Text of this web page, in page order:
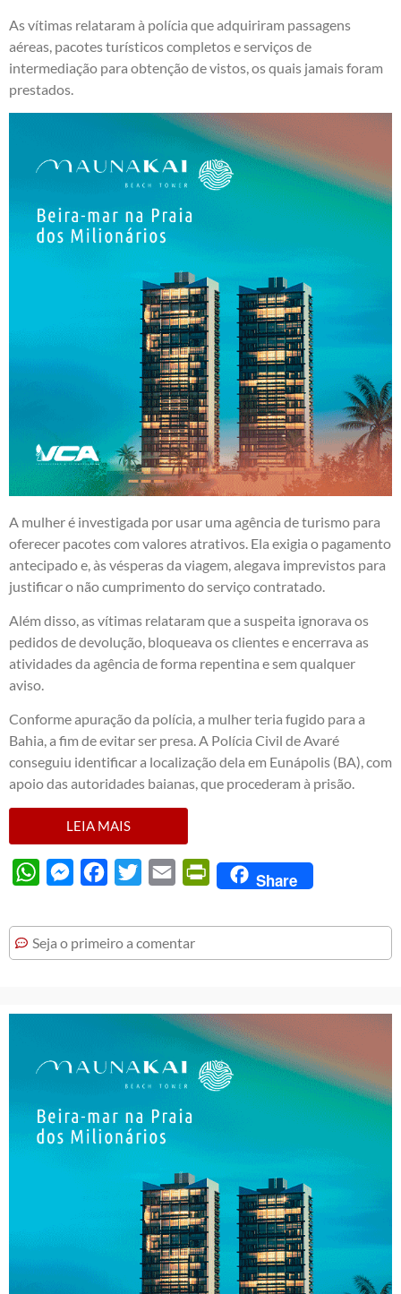
As vítimas relataram à polícia que adquiriram passagens
aéreas, pacotes turísticos completos e serviços de
intermediação para obtenção de vistos, os quais jamais foram
prestados.
A mulher é investigada por usar uma agência de turismo para
oferecer pacotes com valores atrativos. Ela exigia o pagamento
antecipado e, às vésperas da viagem, alegava imprevistos para
justificar o não cumprimento do serviço contratado.
Além disso, as vítimas relataram que a suspeita ignorava os
pedidos de devolução, bloqueava os clientes e encerrava as
atividades da agência de forma repentina e sem qualquer
aviso.
Conforme apuração da polícia, a mulher teria fugido para a
Bahia, a fim de evitar ser presa. A Polícia Civil de Avaré
conseguiu identificar a localização dela em Eunápolis (BA), com
apoio das autoridades baianas, que procederam à prisão.
LEIA MAIS
WhatsAppMessengerFacebook
Twitter Email PrintFriendly
Share
Seja o primeiro a comentar